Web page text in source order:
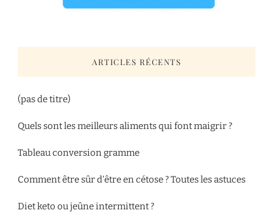
ARTICLES RÉCENTS
(pas de titre)
Quels sont les meilleurs aliments qui font maigrir ?
Tableau conversion gramme
Comment être sûr d’être en cétose ? Toutes les astuces
Diet keto ou jeûne intermittent ?